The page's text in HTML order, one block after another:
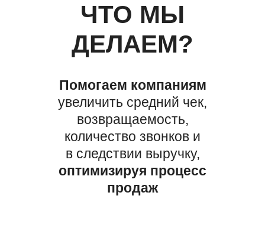
ЧТО МЫ
ДЕЛАЕМ?
Помогаем компаниям
увеличить средний чек,
возвращаемость,
количество звонков и
в следствии выручку,
оптимизируя процесс
продаж